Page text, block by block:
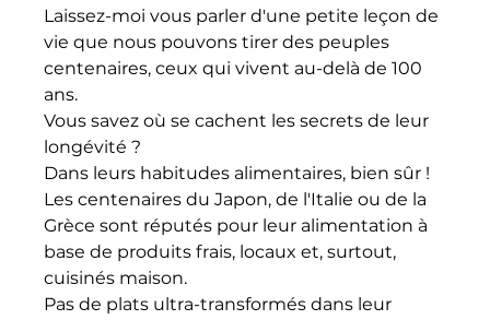
Laissez-moi vous parler d'une petite leçon de
vie que nous pouvons tirer des peuples
centenaires, ceux qui vivent au-delà de 100
ans.
Vous savez où se cachent les secrets de leur
longévité ?
Dans leurs habitudes alimentaires, bien sûr !
Les centenaires du Japon, de l'Italie ou de la
Grèce sont réputés pour leur alimentation à
base de produits frais, locaux et, surtout,
cuisinés maison.
Pas de plats ultra-transformés dans leur